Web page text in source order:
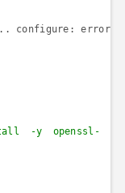
configure:
-y openssl-